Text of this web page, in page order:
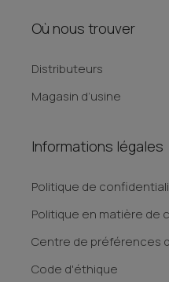
Où nous trouver
Distributeurs
Magasin d’usine
Informations légales
Politique de
Politique en matière de
Centre de préférences
Code d'éthique